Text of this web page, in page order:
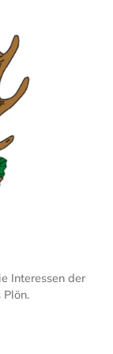
Interessen der
Plön.